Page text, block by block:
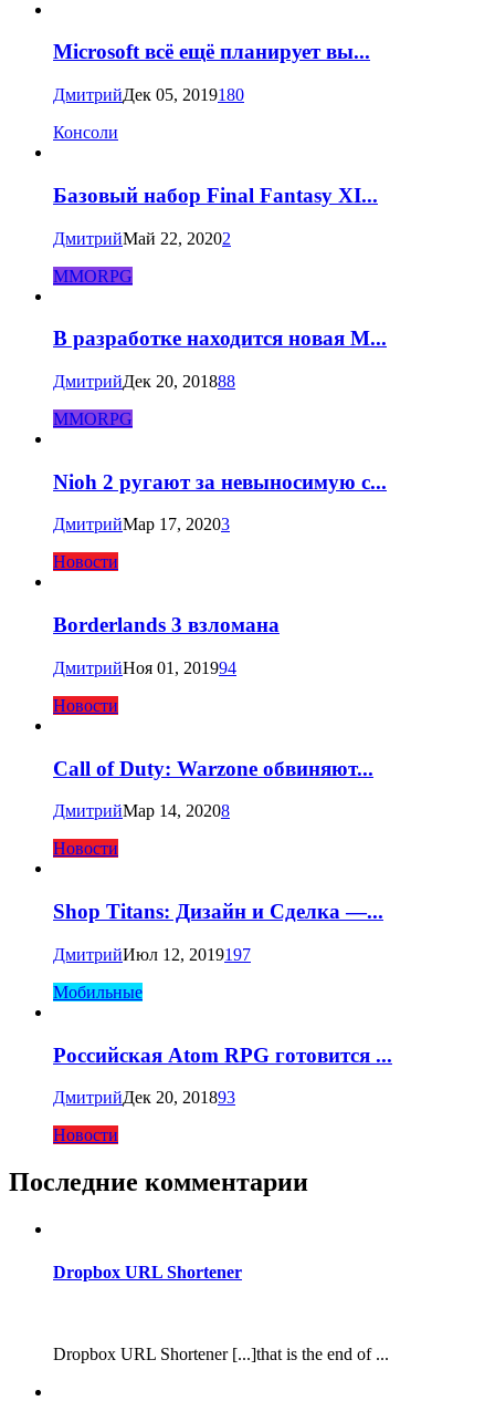
Microsoft всё ещё планирует вы...
ДмитрийДек 05, 2019180
Консоли
Базовый набор Final Fantasy XI...
ДмитрийМай 22, 20202
MMORPG
В разработке находится новая M...
ДмитрийДек 20, 201888
MMORPG
Nioh 2 ругают за невыносимую с...
ДмитрийМар 17, 20203
Новости
Borderlands 3 взломана
ДмитрийНоя 01, 201994
Новости
Call of Duty: Warzone обвиняют...
ДмитрийМар 14, 20208
Новости
Shop Titans: Дизайн и Сделка —...
ДмитрийИюл 12, 2019197
Мобильные
Российская Atom RPG готовится ...
ДмитрийДек 20, 201893
Новости
Последние комментарии
Dropbox URL Shortener
Dropbox URL Shortener [...]that is the end of ...